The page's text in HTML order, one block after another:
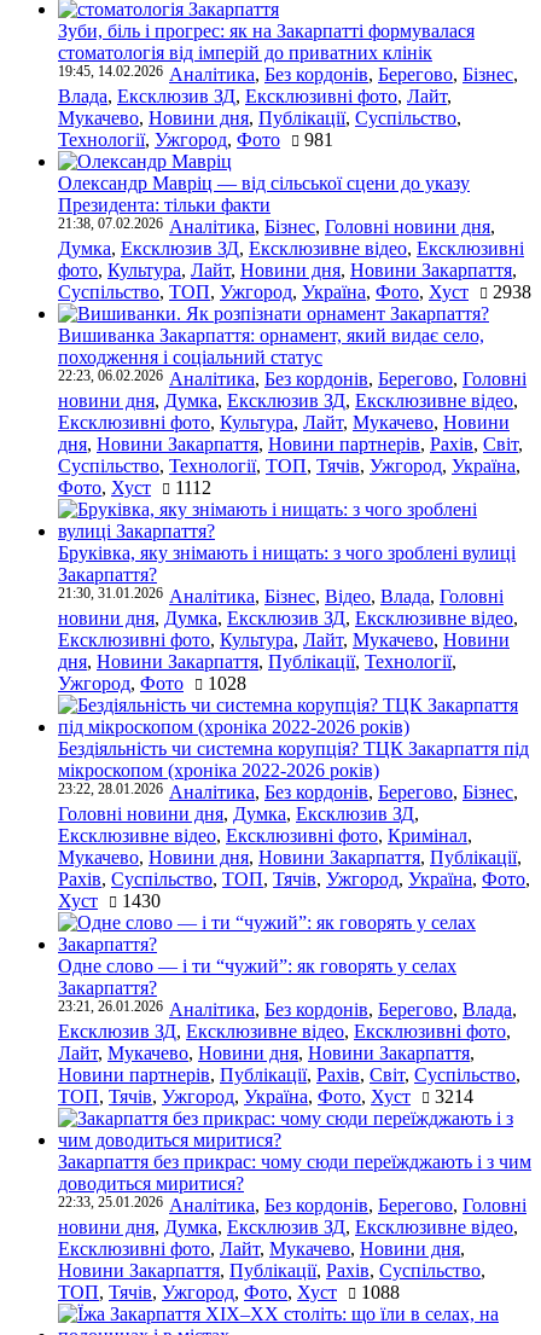
Зуби, біль і прогрес: як на Закарпатті формувалася
стоматологія від імперій до приватних клінік
19:45, 14.02.2026 Аналітика, Без кордонів, Берегово, Бізнес,
Влада, Ексклюзив ЗД, Ексклюзивні фото, Лайт,
Мукачево, Новини дня, Публікації, Суспільство,
Технології, Ужгород, Фото 981
Олександр Мавріц — від сільської сцени до указу
Президента: тільки факти
21:38, 07.02.2026 Аналітика, Бізнес, Головні новини дня,
Думка, Ексклюзив ЗД, Ексклюзивне відео, Ексклюзивні
фото, Культура, Лайт, Новини дня, Новини Закарпаття,
Суспільство, ТОП, Ужгород, Україна, Фото, Хуст 2938
Вишиванка Закарпаття: орнамент, який видає село,
походження і соціальний статус
22:23, 06.02.2026 Аналітика, Без кордонів, Берегово, Головні
новини дня, Думка, Ексклюзив ЗД, Ексклюзивне відео,
Ексклюзивні фото, Культура, Лайт, Мукачево, Новини
дня, Новини Закарпаття, Новини партнерів, Рахів, Світ,
Суспільство, Технології, ТОП, Тячів, Ужгород, Україна,
Фото, Хуст 1112
Бруківка, яку знімають і нищать: з чого зроблені вулиці
Закарпаття?
21:30, 31.01.2026 Аналітика, Бізнес, Відео, Влада, Головні
новини дня, Думка, Ексклюзив ЗД, Ексклюзивне відео,
Ексклюзивні фото, Культура, Лайт, Мукачево, Новини
дня, Новини Закарпаття, Публікації, Технології,
Ужгород, Фото 1028
Бездіяльність чи системна корупція? ТЦК Закарпаття під
мікроскопом (хроніка 2022-2026 років)
23:22, 28.01.2026 Аналітика, Без кордонів, Берегово, Бізнес,
Головні новини дня, Думка, Ексклюзив ЗД,
Ексклюзивне відео, Ексклюзивні фото, Кримінал,
Мукачево, Новини дня, Новини Закарпаття, Публікації,
Рахів, Суспільство, ТОП, Тячів, Ужгород, Україна, Фото,
Хуст
1430
Одне слово — і ти “чужий”: як говорять у селах
Закарпаття?
23:21, 26.01.2026 Аналітика, Без кордонів, Берегово, Влада,
Ексклюзив ЗД, Ексклюзивне відео, Ексклюзивні фото,
Лайт, Мукачево, Новини дня, Новини Закарпаття,
Новини партнерів, Публікації, Рахів, Світ, Суспільство,
ТОП, Тячів, Ужгород, Україна, Фото, Хуст 3214
Закарпаття без прикрас: чому сюди переїжджають і з чим
доводиться миритися?
22:33, 25.01.2026 Аналітика, Без кордонів, Берегово, Головні
новини дня, Думка, Ексклюзив ЗД, Ексклюзивне відео,
Ексклюзивні фото, Лайт, Мукачево, Новини дня,
Новини Закарпаття, Публікації, Рахів, Суспільство,
ТОП, Тячів, Ужгород, Фото, Хуст 1088